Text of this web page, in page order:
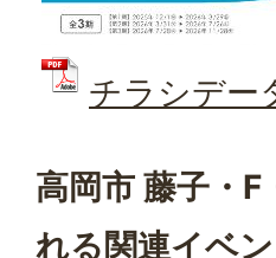
チラシデー
高岡市 藤子・
れる関連イベン